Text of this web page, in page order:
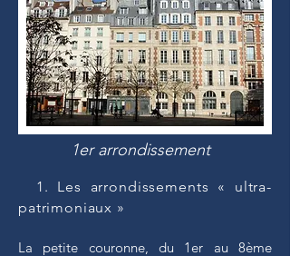
1er arrondissement
1. Les arrondissements « ultra-
patrimoniaux »
La petite couronne, du 1er au 8ème